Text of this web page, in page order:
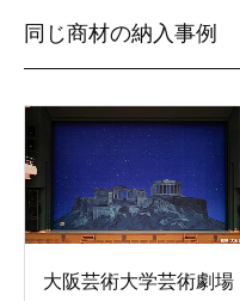
同じ商材の納入事例
大阪芸術大学芸術劇場